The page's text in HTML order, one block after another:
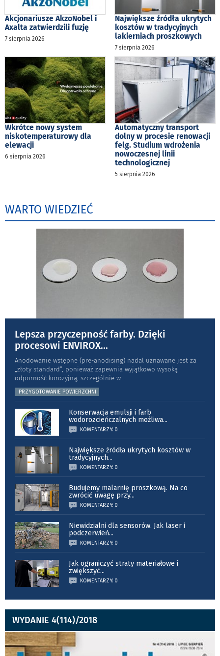
Akcjonariusze AkzoNobel i
Axalta zatwierdzili fuzję
7 sierpnia 2026
Największe źródła ukrytych
kosztów w tradycyjnych
lakierniach proszkowych
7 sierpnia 2026
Wkrótce nowy system
niskotemperaturowy dla
elewacji
6 sierpnia 2026
Automatyczny transport
dolny w procesie renowacji
felg. Studium wdrożenia
nowoczesnej linii
technologicznej
5 sierpnia 2026
WARTO WIEDZIEĆ
Lepsza przyczepność farby. Dzięki
procesowi ENVIROX...
Anodowanie wstępne (pre-anodising) nadal uznawane jest za
„złoty standard”, ponieważ zapewnia wyjątkowo wysoką
odporność koro­zyjną, szczególnie w...
PRZYGOTOWANIE POWIERZCHNI
Konserwacja emulsji i farb
wodorozcieńczalnych możliwa...
KOMENTARZY: 0
Największe źródła ukrytych kosztów w
tradycyjnych...
KOMENTARZY: 0
Budujemy malarnię proszkową. Na co
zwrócić uwagę przy...
KOMENTARZY: 0
Niewidzialni dla sensorów. Jak laser i
podczerwień...
KOMENTARZY: 0
Jak ograniczyć straty materiałowe i
zwiększyć...
KOMENTARZY: 0
WYDANIE 4(114)/2018